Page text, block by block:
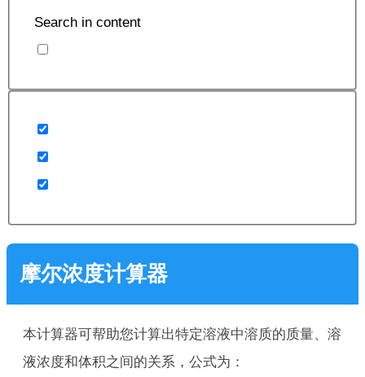
Search in content
摩尔浓度计算器
本计算器可帮助您计算出特定溶液中溶质的质量、溶
液浓度和体积之间的关系，公式为：